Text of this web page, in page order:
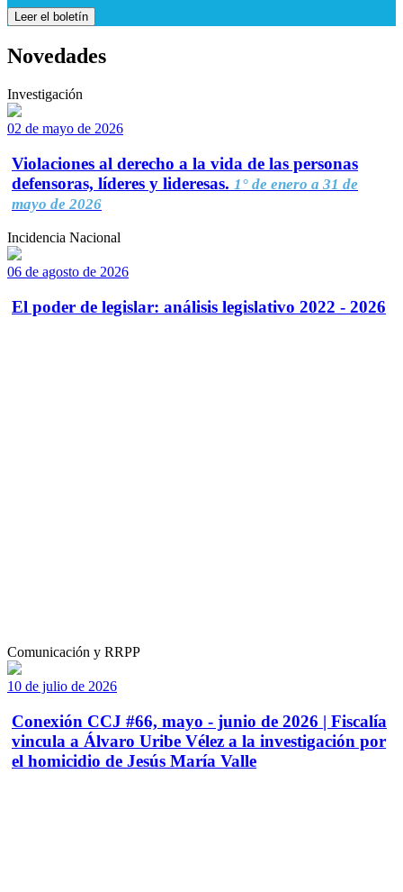
Leer el boletín
Novedades
Investigación
02 de mayo de 2026
Violaciones al derecho a la vida de las personas
defensoras, líderes y lideresas. 1° de enero a 31 de
mayo de 2026
Incidencia Nacional
06 de agosto de 2026
El poder de legislar: análisis legislativo 2022 - 2026
Comunicación y RRPP
10 de julio de 2026
Conexión CCJ #66, mayo - junio de 2026 | Fiscalía
vincula a Álvaro Uribe Vélez a la investigación por
el homicidio de Jesús María Valle